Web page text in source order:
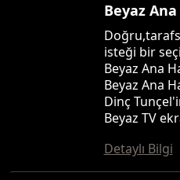
Beyaz
isteği bir
Beyaz Ana
Beyaz Ana
Dinç
Beyaz TV
Detaylı Bilgi